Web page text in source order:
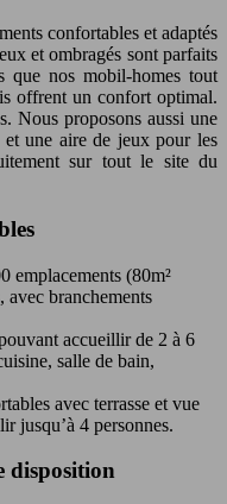
confortables et adaptés
et ombragés sont parfaits
que nos mobil-homes tout
offrent un confort optimal.
Nous proposons aussi une
une aire de jeux pour les
sur tout le site du
emplacements (80m²
avec branchements
accueillir de 2 à 6
salle de bain,
avec terrasse et vue
jusqu’à 4 personnes.
disposition